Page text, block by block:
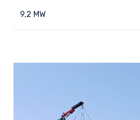
9,2 MW